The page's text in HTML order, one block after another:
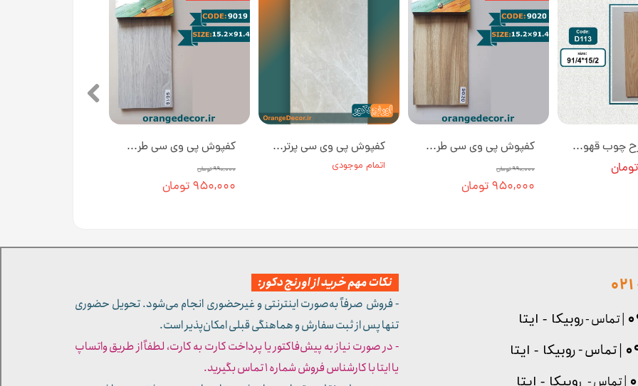
کفپوش‌ پی وی سی طرح چوب طوسی ادلی کد 9019 [انبار تهران]
۹۹۰,۰۰۰ تومان
۹۵۰,۰۰۰ تومان
کفپوش پی وی سی پرتردد ادارای و تجاری طرح سنگ طوسی 5018 [انبار تهران]
اتمام موجودی
کفپوش‌ پی وی سی طرح چوب ادلی کد 9020 [انبار تهران]
۹۹۰,۰۰۰ تومان
۹۵۰,۰۰۰ تومان
کفپوش طرح چوب قهوه ای روشن برند داچ کد D113 [انبار مشهد]
| تماس - روبیکا - ایتا
نکات مهم خرید از اورنج دکور:
- فروش صرفاً به‌صورت اینترنتی و غیرحضوری انجام می‌شود. تحویل حضوری
تنها پس از ثبت سفارش و هماهنگی قبلی امکان‌پذیر است.
- در صورت نیاز به پیش‌فاکتور یا پرداخت کارت به کارت، لطفاً از طریق واتساپ
یا ایتا با کارشناس فروش شماره ۱ تماس بگیرید.
| تماس - روبیکا - ایتا
| تماس - روبیکا - ایتا